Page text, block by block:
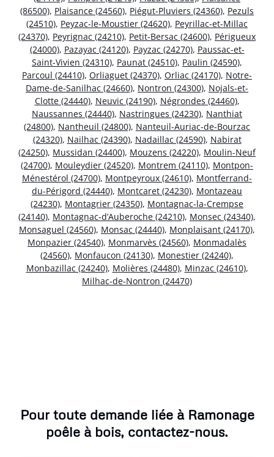
(86500), Plaisance (24560), Piégut-Pluviers (24360), Pezuls
(24510), Peyzac-le-Moustier (24620), Peyrillac-et-Millac
(24370), Peyrignac (24210), Petit-Bersac (24600), Périgueux
(24000), Pazayac (24120), Payzac (24270), Paussac-et-
Saint-Vivien (24310), Paunat (24510), Paulin (24590),
Parcoul (24410), Orliaguet (24370), Orliac (24170), Notre-
Dame-de-Sanilhac (24660), Nontron (24300), Nojals-et-
Clotte (24440), Neuvic (24190), Négrondes (24460),
Naussannes (24440), Nastringues (24230), Nanthiat
(24800), Nantheuil (24800), Nanteuil-Auriac-de-Bourzac
(24320), Nailhac (24390), Nadaillac (24590), Nabirat
(24250), Mussidan (24400), Mouzens (24220), Moulin-Neuf
(24700), Mouleydier (24520), Montrem (24110), Montpon-
Ménestérol (24700), Montpeyroux (24610), Montferrand-
du-Périgord (24440), Montcaret (24230), Montazeau
(24230), Montagrier (24350), Montagnac-la-Crempse
(24140), Montagnac-d’Auberoche (24210), Monsec (24340),
Monsaguel (24560), Monsac (24440), Monplaisant (24170),
Monpazier (24540), Monmarvès (24560), Monmadalès
(24560), Monfaucon (24130), Monestier (24240),
Monbazillac (24240), Molières (24480), Minzac (24610),
Milhac-de-Nontron (24470)
Pour toute demande liée à Ramonage
poêle à bois, contactez-nous.